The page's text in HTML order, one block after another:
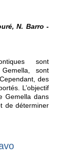
N. Barro -
sont
sont
des
L’objectif
Gemella dans
de déterminer